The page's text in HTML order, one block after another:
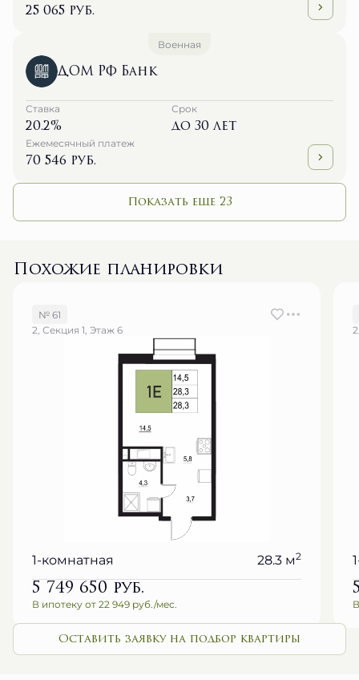
25 065 руб.
Военная
ДОМ РФ Банк
Ставка
20.2%
Срок
до 30 лет
Ежемесячный платеж
70 546 руб.
Показать еще 23
Похожие планировки
№ 61
2, Секция 1, Этаж 6
1-комнатная 28.3 м2
5 749 650руб.
В ипотеку от 22 949 руб./мес.
Оставить заявку на подбор квартиры